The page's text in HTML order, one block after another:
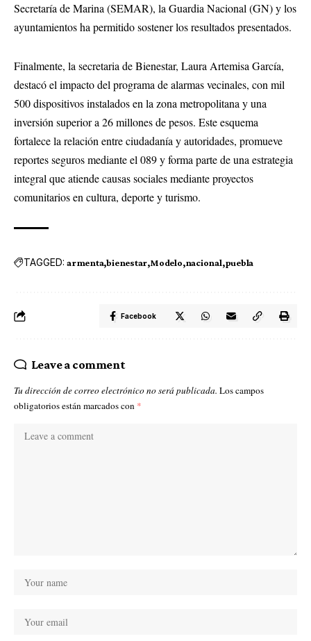
Secretaría de Marina (SEMAR), la Guardia Nacional (GN) y los
ayuntamientos ha permitido sostener los resultados presentados.
Finalmente, la secretaria de Bienestar, Laura Artemisa García,
destacó el impacto del programa de alarmas vecinales, con mil
500 dispositivos instalados en la zona metropolitana y una
inversión superior a 26 millones de pesos. Este esquema
fortalece la relación entre ciudadanía y autoridades, promueve
reportes seguros mediante el 089 y forma parte de una estrategia
integral que atiende causas sociales mediante proyectos
comunitarios en cultura, deporte y turismo.
TAGGED: armenta bienestar Modelo nacional puebla
Facebook
Leave a comment
Tu dirección de correo electrónico no será publicada. Los campos
obligatorios están marcados con *